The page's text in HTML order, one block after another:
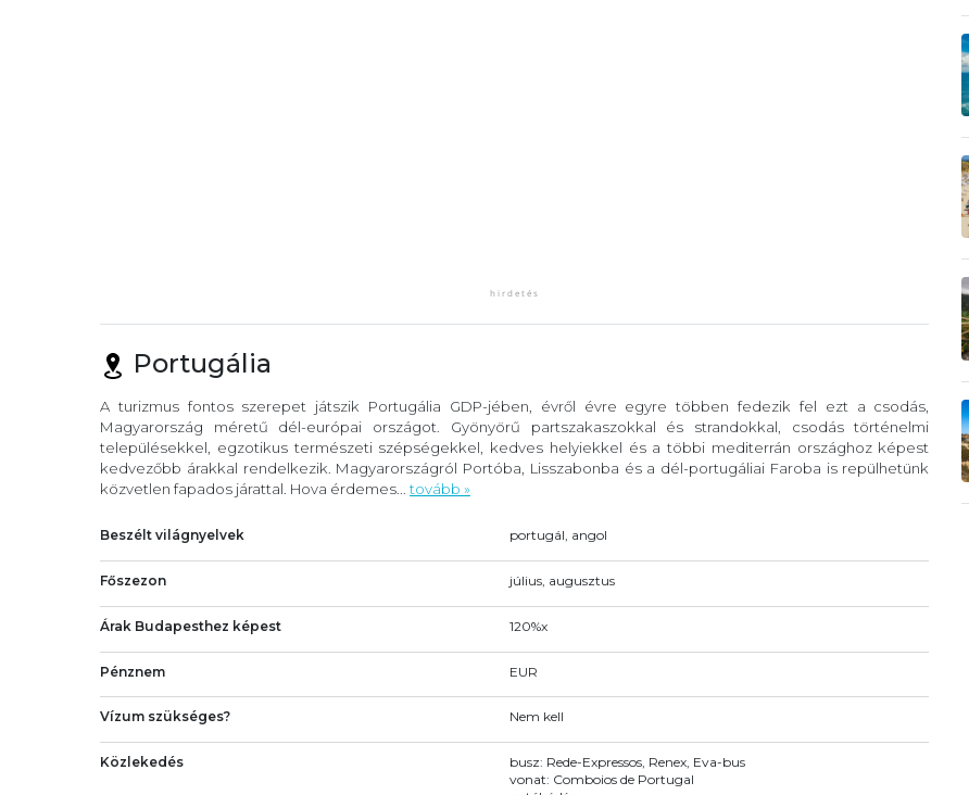
Portugália
A turizmus fontos szerepet játszik Portugália GDP-jében, évről évre egyre többen fedezik fel ezt a csodás,
Magyarország méretű dél-európai országot. Gyönyörű partszakaszokkal és strandokkal, csodás történelmi
településekkel, egzotikus természeti szépségekkel, kedves helyiekkel és a többi mediterrán országhoz képest
kedvezőbb árakkal rendelkezik. Magyarországról Portóba, Lisszabonba és a dél-portugáliai Faroba is repülhetünk
közvetlen fapados járattal. Hova érdemes... tovább »
Beszélt világnyelvek portugál, angol
Főszezon július, augusztus
Árak Budapesthez képest 120%x
Pénznem EUR
Vízum szükséges? Nem kell
Közlekedés
busz: Rede-Expressos, Renex, Eva-bus
vonat: Comboios de Portugal